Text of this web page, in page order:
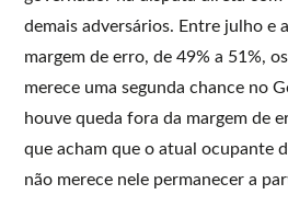
demais adversários. Entre julho e
margem de erro, de 49% a 51%,
merece uma segunda chance no
houve queda fora da margem de
que acham que o atual ocupante
não merece nele permanecer a